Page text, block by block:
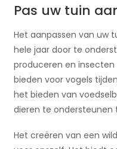
Pas uw tuin
Het aanpassen van uw
hele jaar door te
produceren en insecten
bieden voor vogels
het bieden van
dieren te ondersteunen
Het creëren van een